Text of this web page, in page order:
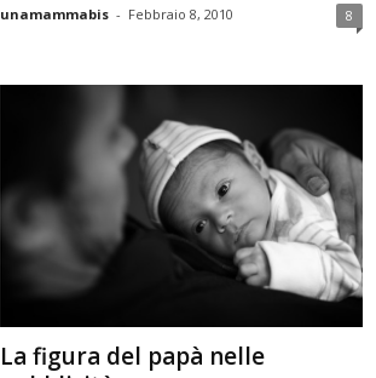
unamammabis - Febbraio 8, 2010 8
La figura del papà nelle